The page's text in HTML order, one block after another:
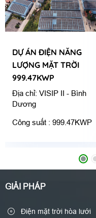
DỰ ÁN ĐIỆN NĂNG
LƯỢNG MẶT TRỜI
999.47KWP
Địa chỉ: VISIP II - Bình
Dương
Công suất : 999.47KWP
GIẢI PHÁP
Điện mặt trời hòa lưới